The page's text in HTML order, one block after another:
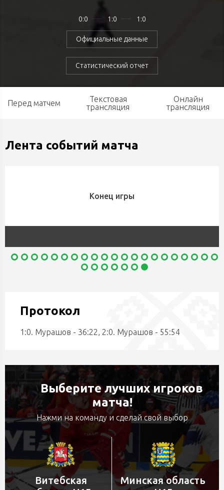
0:0 1:0 1:0
Официальные данные
Статистический отчет
Перед матчем
Текстовая
трансляция
Онлайн
трансляция
Лента событий матча
Конец игры
Протокол
1:0. Мурашов - 36:22, 2:0. Мурашов - 55:54
Выберите лучших игроков
матча!
Нажми на команду и сделай свой выбор
Витебская
Минская область